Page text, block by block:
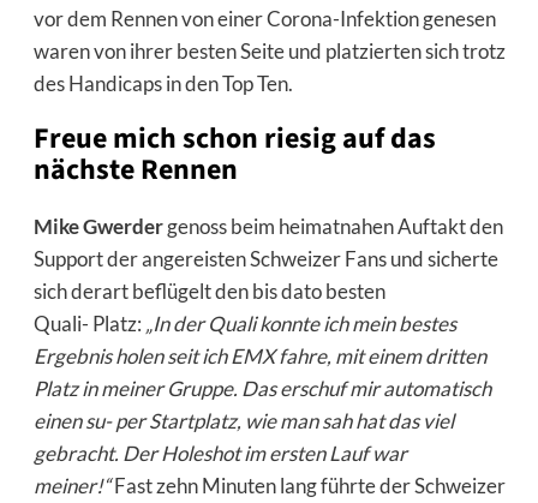
vor dem Rennen von einer Corona-Infektion genesen
waren von ihrer besten Seite und platzierten sich trotz
des Handicaps in den Top Ten.
Freue mich schon riesig auf das
nächste Rennen
Mike Gwerdergenoss beim heimatnahen Auftakt den
Support der angereisten Schweizer Fans und sicherte
sich derart beflügelt den bis dato besten
Quali- Platz: „In der Quali konnte ich mein bestes
Ergebnis holen seit ich EMX fahre, mit einem dritten
Platz in meiner Gruppe. Das erschuf mir automatisch
einen su- per Startplatz, wie man sah hat das viel
gebracht. Der Holeshot im ersten Lauf war
meiner!“Fast zehn Minuten lang führte der Schweizer